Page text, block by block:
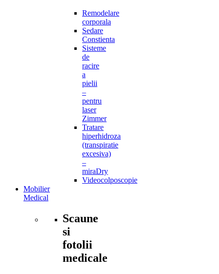
Remodelare
corporala
Sedare
Constienta
Sisteme
de
racire
a
pielii
–
pentru
laser
Zimmer
Tratare
hiperhidroza
(transpiratie
excesiva)
–
miraDry
Videocolposcopie
Mobilier
Medical
Scaune
si
fotolii
medicale